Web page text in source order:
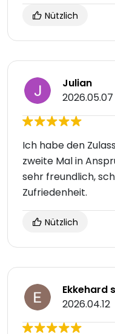
Nützlich
Julian
2026.05.07
Ich habe den
zweite Mal in
sehr freundlich,
Zufriedenheit.
Nützlich
Ekkehard
2026.04.12